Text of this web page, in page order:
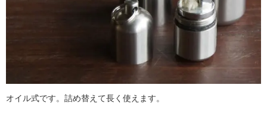
オイル式です。詰め替えて長く使えます。